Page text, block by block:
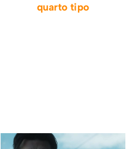
quarto tipo